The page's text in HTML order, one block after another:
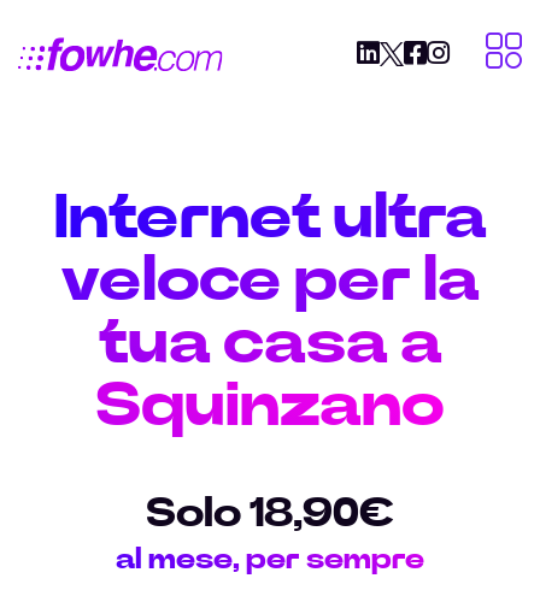
Internet ultra
veloce per la
tua casa a
Squinzano
Solo 18,90€
al mese, per sempre